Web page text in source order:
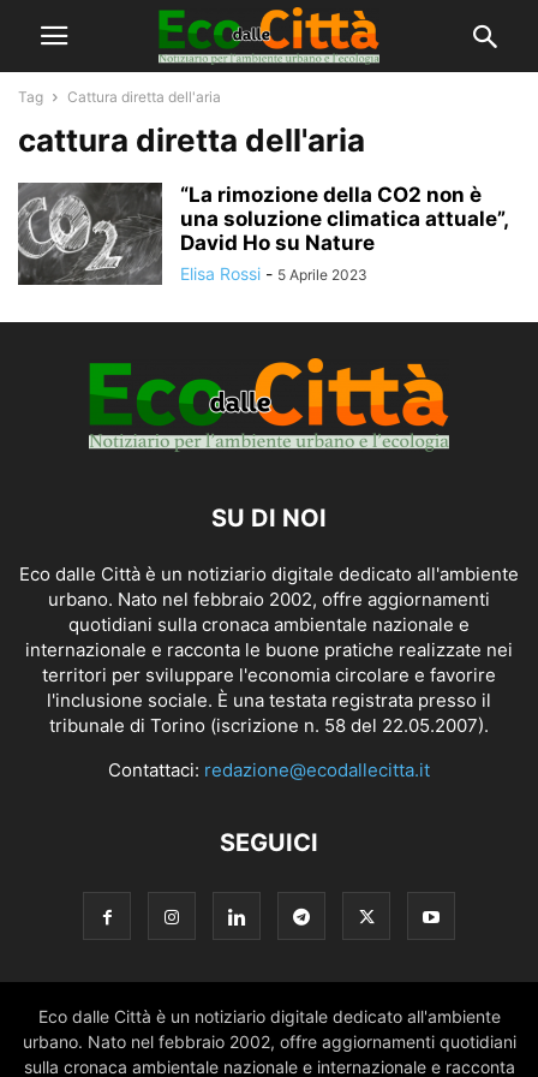
Tag Cattura diretta dell'aria
cattura diretta dell'aria
“La rimozione della CO2 non è
una soluzione climatica attuale”,
David Ho su Nature
Elisa Rossi - 5 Aprile 2023
SU DI NOI
Eco dalle Città è un notiziario digitale dedicato all'ambiente
urbano. Nato nel febbraio 2002, offre aggiornamenti
quotidiani sulla cronaca ambientale nazionale e
internazionale e racconta le buone pratiche realizzate nei
territori per sviluppare l'economia circolare e favorire
l'inclusione sociale. È una testata registrata presso il
tribunale di Torino (iscrizione n. 58 del 22.05.2007).
Contattaci: redazione@ecodallecitta.it
SEGUICI
Eco dalle Città è un notiziario digitale dedicato all'ambiente
urbano. Nato nel febbraio 2002, offre aggiornamenti quotidiani
sulla cronaca ambientale nazionale e internazionale e racconta